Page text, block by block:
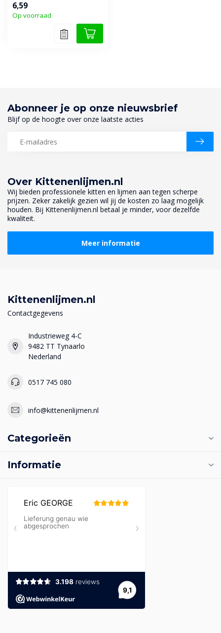
tuiten.
6,59
Op voorraad
Over Kittenenlijmen.nl
Wij bieden professionele kitten en lijmen aan tegen scherpe
prijzen. Zeker zakelijk gezien wil jij de kosten zo laag mogelijk
houden. Bij Kittenenlijmen.nl betaal je minder, voor dezelfde
kwaliteit.
Meer informatie
Abonneer je op onze nieuwsbrief
Blijf op de hoogte over onze laatste acties
Kittenenlijmen.nl
Contactgegevens
Industrieweg 4-C
9482 TT Tynaarlo
Nederland
0517 745 080
info@kittenenlijmen.nl
Categorieën
Informatie